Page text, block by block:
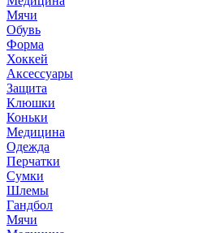
Мячи
Обувь
Форма
Хоккей
Аксессуары
Защита
Клюшки
Коньки
Медицина
Одежда
Перчатки
Сумки
Шлемы
Гандбол
Мячи